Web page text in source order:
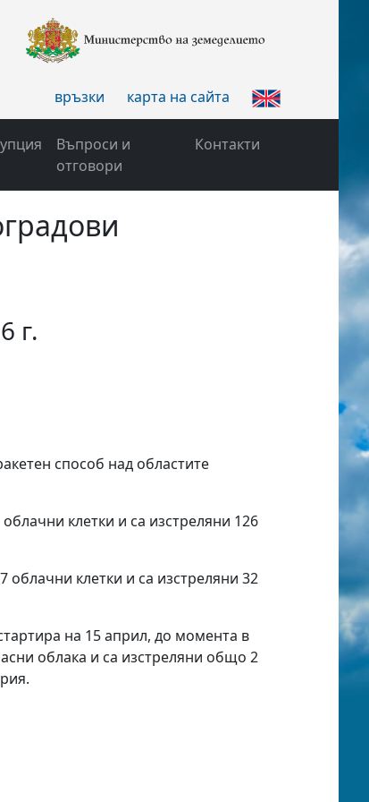
връзки карта на сайта
Въпроси и
отговори
Контакти
г.
способ над областите
клетки и са изстреляни 126
клетки и са изстреляни 32
на 15 април, до момента в
облака и са изстреляни общо 2